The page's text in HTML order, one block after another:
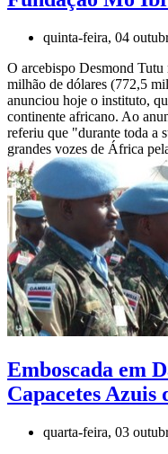
quinta-feira, 04
O arcebispo Desmond
milhão de dólares (772,5
anunciou hoje o instituto,
continente africano. Ao
referiu que "durante toda a
grandes vozes de África
Emboscada em
Capacetes Azuis
quarta-feira, 03